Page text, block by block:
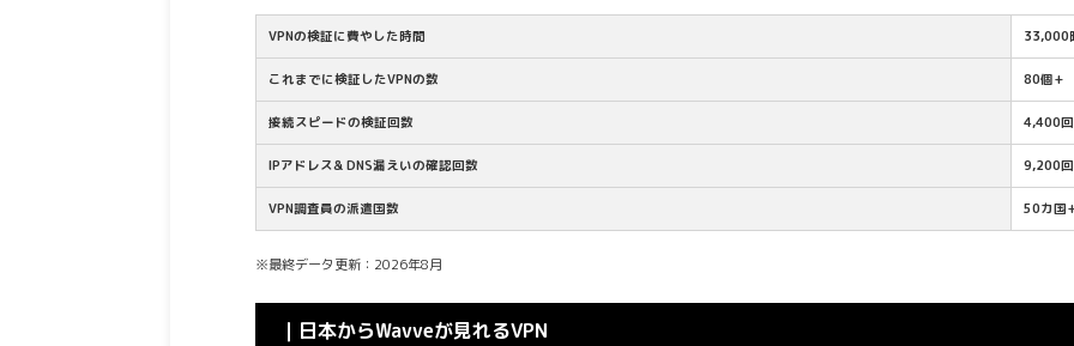
VPNの検証に費やした時間 33,000
これまでに検証したVPNの数 80個+
接続スピードの検証回数 4,400
IPアドレス& DNS漏えいの確認回数 9,200
VPN調査員の派遣国数 50カ国
※最終データ更新：2026年8月
｜日本からWavveが見れるVPN